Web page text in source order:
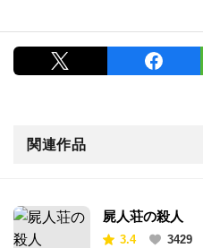
関連作品
屍人荘の殺人
3.4
3429